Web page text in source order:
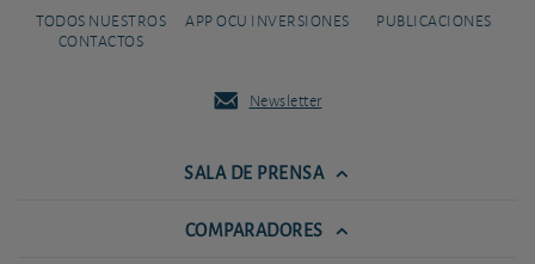
TODOS NUESTROS
CONTACTOS
APP OCU INVERSIONES PUBLICACIONES
Newsletter
SALA DE PRENSA
COMPARADORES